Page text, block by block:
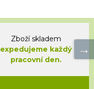
Zboží skladem
expedujeme každý
pracovní den.